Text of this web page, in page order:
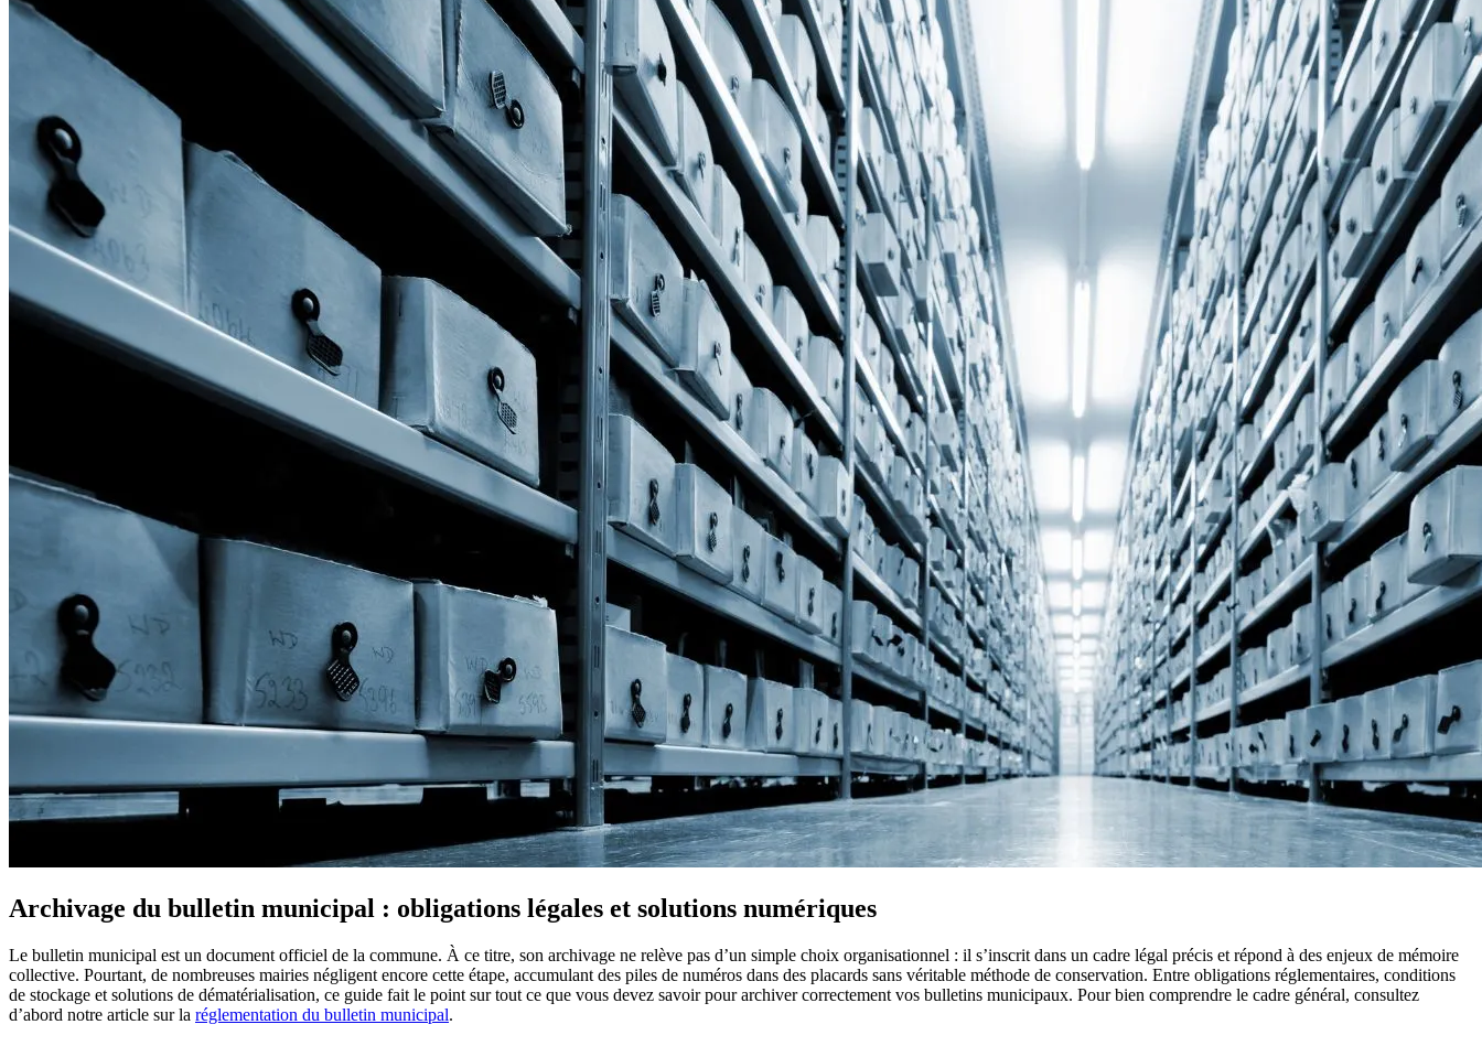
Archivage du bulletin municipal : obligations légales et solutions numériques
Le bulletin municipal est un document officiel de la commune. À ce titre, son archivage ne relève pas d’un simple choix organisationnel : il s’inscrit dans un cadre légal précis et répond à des enjeux de mémoire
collective. Pourtant, de nombreuses mairies négligent encore cette étape, accumulant des piles de numéros dans des placards sans véritable méthode de conservation. Entre obligations réglementaires, conditions
de stockage et solutions de dématérialisation, ce guide fait le point sur tout ce que vous devez savoir pour archiver correctement vos bulletins municipaux. Pour bien comprendre le cadre général, consultez
d’abord notre article sur la réglementation du bulletin municipal.